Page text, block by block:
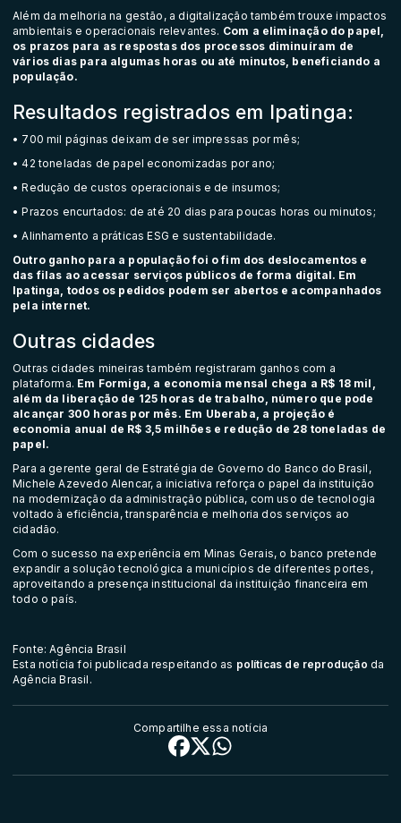
Além da melhoria na gestão, a digitalização também trouxe impactos
ambientais e operacionais relevantes. Com a eliminação do papel,
os prazos para as respostas dos processos diminuíram de
vários dias para algumas horas ou até minutos, beneficiando a
população.
Resultados registrados em Ipatinga:
• 700 mil páginas deixam de ser impressas por mês;
• 42 toneladas de papel economizadas por ano;
• Redução de custos operacionais e de insumos;
• Prazos encurtados: de até 20 dias para poucas horas ou minutos;
• Alinhamento a práticas ESG e sustentabilidade.
Outro ganho para a população foi o fim dos deslocamentos e
das filas ao acessar serviços públicos de forma digital. Em
Ipatinga, todos os pedidos podem ser abertos e acompanhados
pela internet.
Outras cidades
Outras cidades mineiras também registraram ganhos com a
plataforma. Em Formiga, a economia mensal chega a R$ 18 mil,
além da liberação de 125 horas de trabalho, número que pode
alcançar 300 horas por mês. Em Uberaba, a projeção é
economia anual de R$ 3,5 milhões e redução de 28 toneladas de
papel.
Para a gerente geral de Estratégia de Governo do Banco do Brasil,
Michele Azevedo Alencar, a iniciativa reforça o papel da instituição
na modernização da administração pública, com uso de tecnologia
voltado à eficiência, transparência e melhoria dos serviços ao
cidadão.
Com o sucesso na experiência em Minas Gerais, o banco pretende
expandir a solução tecnológica a municípios de diferentes portes,
aproveitando a presença institucional da instituição financeira em
todo o país.
Fonte: Agência Brasil
Esta notícia foi publicada respeitando as políticas de reprodução da
Agência Brasil.
Compartilhe essa notícia